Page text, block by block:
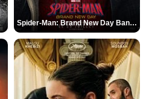
Spider-Man: Brand New Day Bande-annonce VO STFR